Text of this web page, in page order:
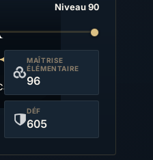
Niveau 90
MAÎTRISE
ÉLÉMENTAIRE
96
DÉF
605